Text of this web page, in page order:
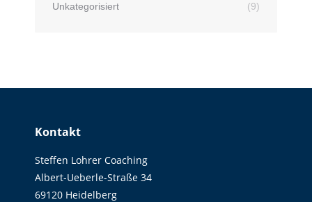
Unkategorisiert
(9)
Kontakt
Steffen Lohrer Coaching
Albert-Ueberle-Straße 34
69120 Heidelberg